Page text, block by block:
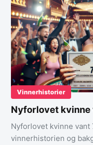
Vinnerhistorier
Nyforlovet kvinne
Nyforlovet kvinne vant
vinnerhistorien og